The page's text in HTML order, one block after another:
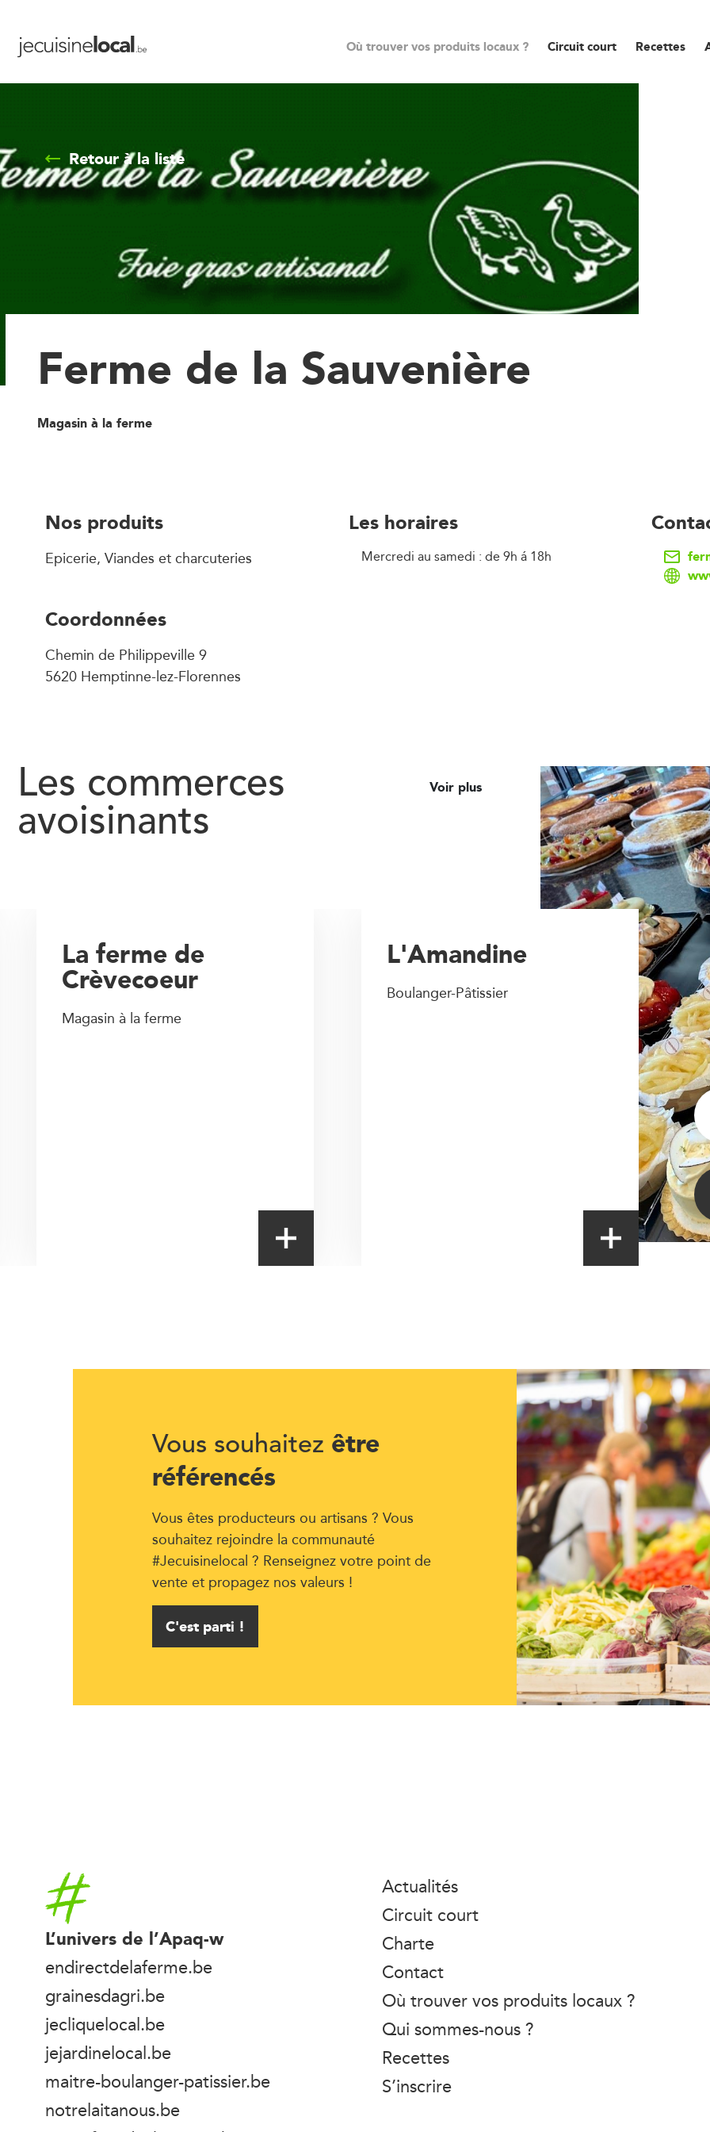
Où trouver vos produits locaux ? Circuit court Recettes
Retour à la liste
Ferme de la Sauvenière
Magasin à la ferme
Nos produits
Epicerie, Viandes et charcuteries
Les horaires
Mercredi au samedi : de 9h á 18h
Coordonnées
Chemin de Philippeville 9
5620 Hemptinne-lez-Florennes
Les commerces
avoisinants
Voir plus
L'Amandine
Boulanger-Pâtissier
La ferme de
Crèvecoeur
Magasin à la ferme
Vous souhaitez être
référencés
Vous êtes producteurs ou artisans ? Vous
souhaitez rejoindre la communauté
#Jecuisinelocal ? Renseignez votre point de
vente et propagez nos valeurs !
C'est parti !
Accueil
L’univers de l’Apaq-w
endirectdelaferme.be
grainesdagri.be
jecliquelocal.be
jejardinelocal.be
maitre-boulanger-patissier.be
notrelaitanous.be
Actualités
Circuit court
Charte
Contact
Où trouver vos produits locaux ?
Qui sommes-nous ?
Recettes
S’inscrire